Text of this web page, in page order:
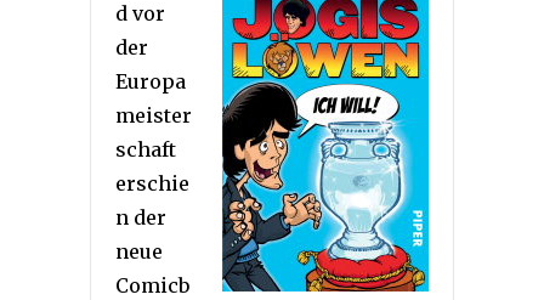
d vor
der
Europa
meister
schaft
erschie
n der
neue
Comicb